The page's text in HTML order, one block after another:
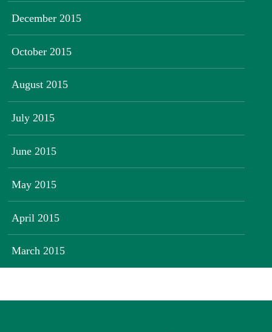
December 2015
October 2015
August 2015
July 2015
June 2015
May 2015
April 2015
March 2015